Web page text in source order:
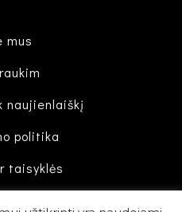
mus
naujienlaiškį
politika
taisyklės